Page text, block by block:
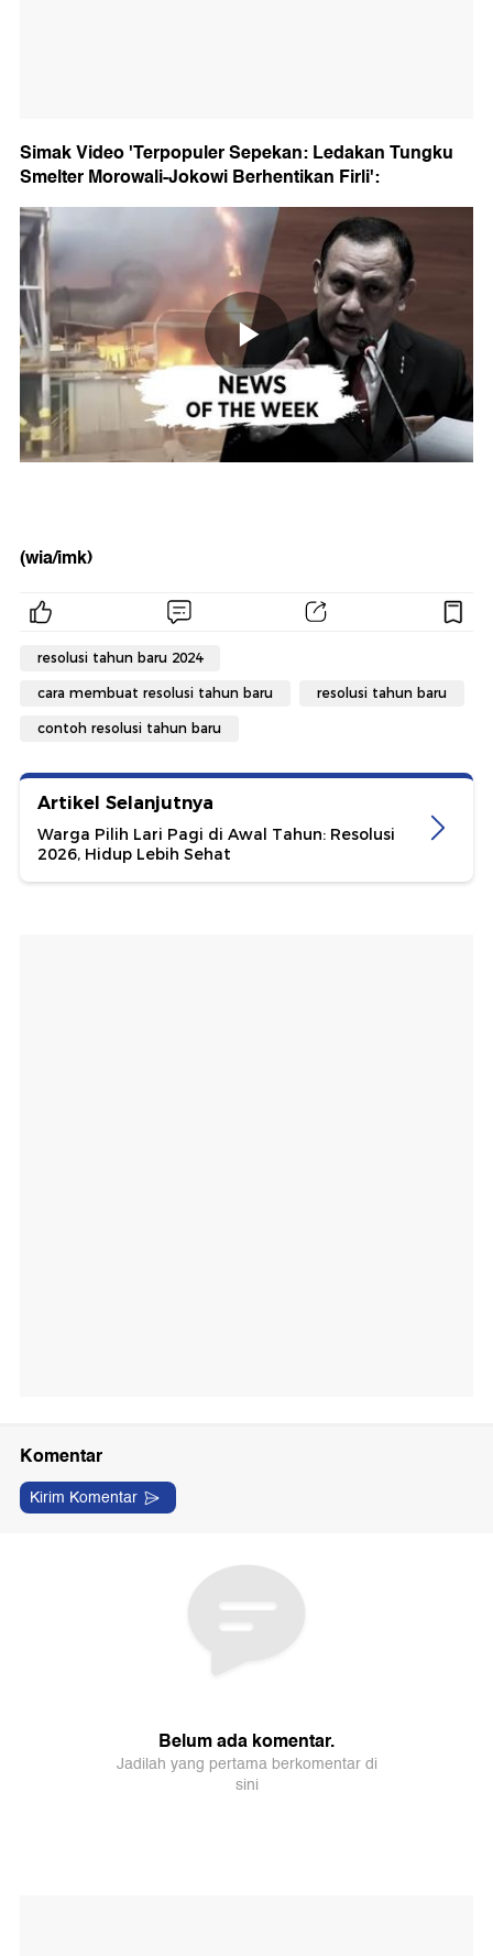
Simak Video 'Terpopuler Sepekan: Ledakan Tungku
Smelter Morowali-Jokowi Berhentikan Firli':
(wia/imk)
resolusi tahun baru 2024
cara membuat resolusi tahun baru resolusi tahun baru
contoh resolusi tahun baru
Artikel Selanjutnya
Warga Pilih Lari Pagi di Awal Tahun: Resolusi
2026, Hidup Lebih Sehat